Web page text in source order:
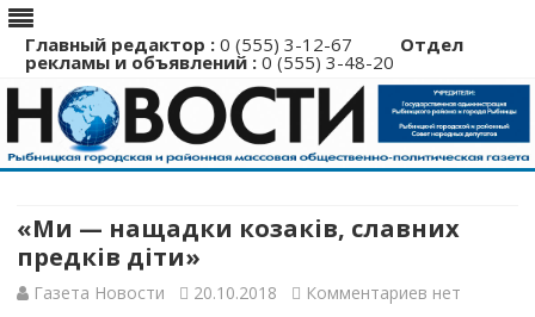
Главный редактор : 0 (555) 3-12-67 Отдел
рекламы и объявлений : 0 (555) 3-48-20
Перейти
содержимому
«Ми — нащадки козакiв, славних
предкiв дiти»
Газета Новости 20.10.2018 Комментариев кнет